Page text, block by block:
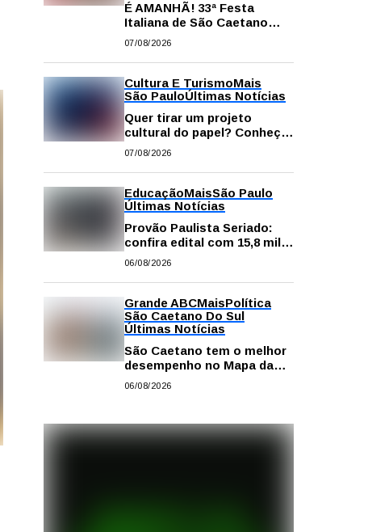
É AMANHÃ! 33ª Festa
Italiana de São Caetano
começa neste sábado com
solidariedade
07/08/2026
Cultura E TurismoMais
São PauloÚltimas Notícias
Quer tirar um projeto
cultural do papel? Conheça
os principais editais
07/08/2026
EducaçãoMaisSão Paulo
Últimas Notícias
Provão Paulista Seriado:
confira edital com 15,8 mil
vagas para ensino superior
06/08/2026
Grande ABCMaisPolítica
São Caetano Do Sul
Últimas Notícias
São Caetano tem o melhor
desempenho no Mapa da
Desigualdade da Grande SP
06/08/2026